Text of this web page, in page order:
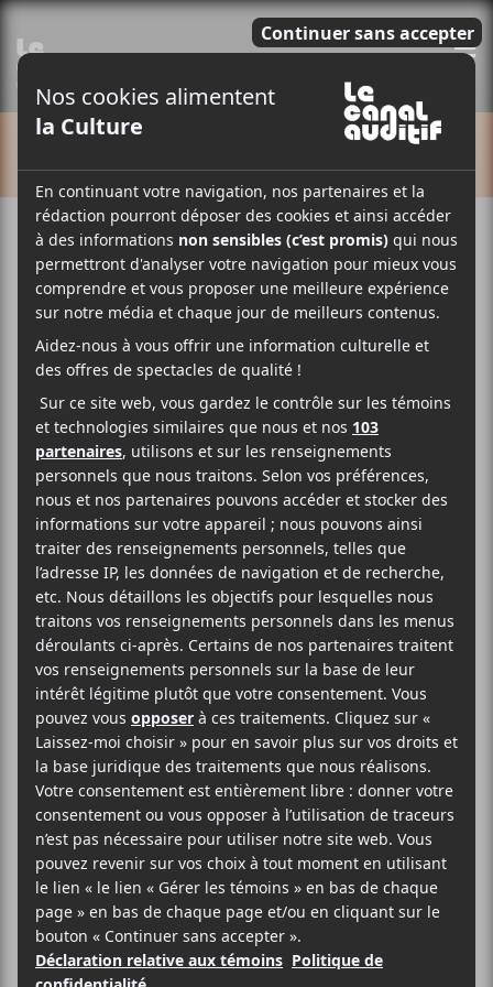
Cet évènement est passé.
Maya Hawke : tournée
The Chaos Angel —
Annulé
2025-03-28@20:00–23:00
Maya Hawkesera de passage au MTELUS dans le
cadre de sa tournéeThe Chaos Angelle 28 mars
prochain. Attention : concert annulée.
Evenko
MTELUS
59 Rue St-Catherine Est
Montréal, H2X 1K5
Canada
1-855-790-1245